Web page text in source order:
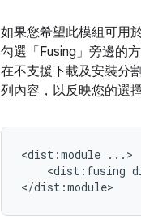
如果您希望此模組可用
勾選「Fusing」 旁邊的
在不支援下載及安裝分
列內容，以反映您的選擇
<dist:module
<dist:fusing